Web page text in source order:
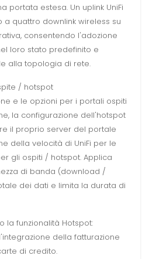
portata estesa. Un uplink UniFi
a quattro downlink wireless su
consentendo l'adozione
loro stato predefinito e
alla topologia di rete.
/ hotspot
e le opzioni per i portali ospiti
la configurazione dell'hotspot
il proprio server del portale
della velocità di UniFi per le
gli ospiti / hotspot. Applica
di banda (download /
dei dati e limita la durata di
la funzionalità Hotspot:
della fatturazione
di credito.